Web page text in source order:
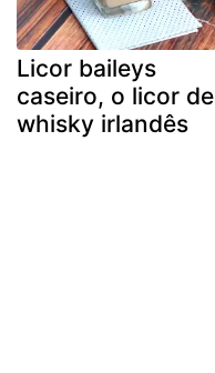
Licor baileys
caseiro, o licor de
whisky irlandês